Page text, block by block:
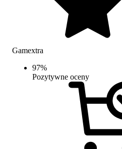
Gamextra
97%
Pozytywne oceny